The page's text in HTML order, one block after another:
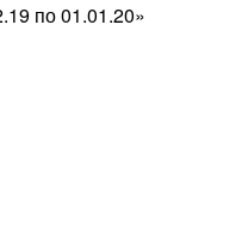
по 01.01.20»